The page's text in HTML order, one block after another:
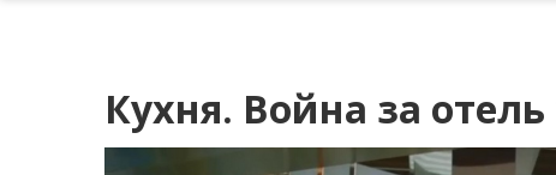
Кухня. Война за отель